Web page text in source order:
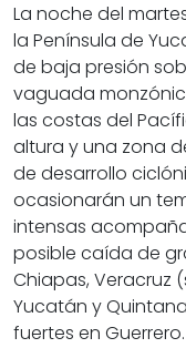
La noche del
la Península de
de baja presión
vaguada
las costas del
altura y una zona
de desarrollo
ocasionarán un
intensas
posible caída de
Chiapas, Veracruz
Yucatán y
fuertes en Guerrero.